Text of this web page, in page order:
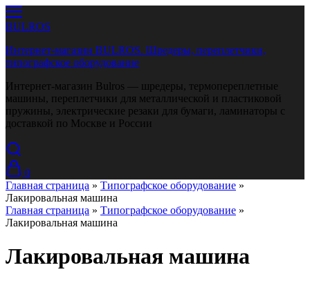
BULROS
Интернет-магазин BULROS. Шредеры, переплетчики,
типографское оборудование
Интернет-магазин Bulros — шредеры, термопереплетные
машины, переплетчики для металлической и пластиковой
пружины, электрические резаки для бумаги, ламинаторы с
доставкой по Москве и России
0
Главная страница » Типографское оборудование »
Лакировальная машина
Главная страница » Типографское оборудование »
Лакировальная машина
Лакировальная машина